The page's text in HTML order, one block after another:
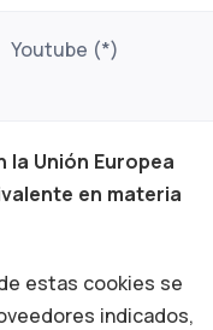
Youtube (*)
Unión Europea
en materia
estas cookies se
indicados,